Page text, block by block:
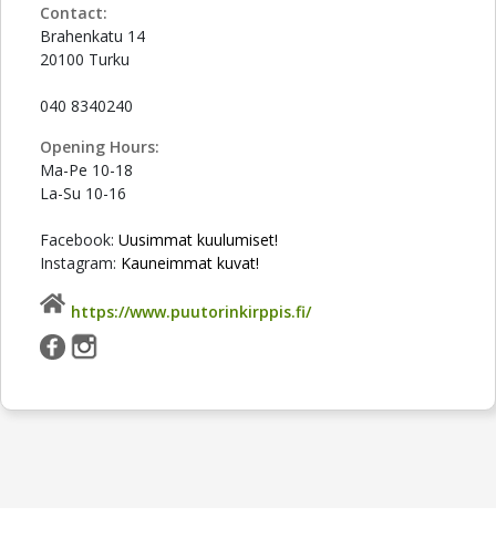
Contact:
Brahenkatu 14
20100 Turku
040 8340240
Opening Hours:
Ma-Pe 10-18
La-Su 10-16
Facebook: Uusimmat kuulumiset!
Instagram: Kauneimmat kuvat!
https://www.puutorinkirppis.fi/